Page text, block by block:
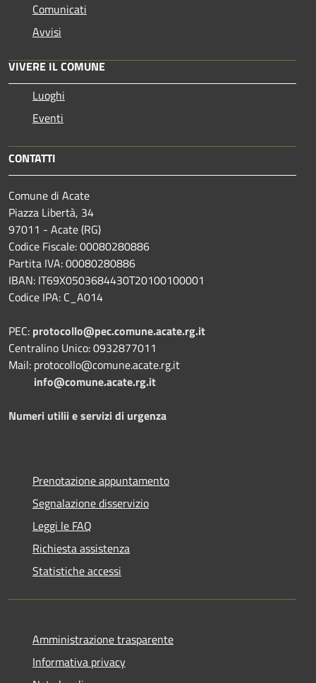
Comunicati
Avvisi
VIVERE IL COMUNE
Luoghi
Eventi
CONTATTI
Comune di Acate
Piazza Libertà, 34
97011 - Acate (RG)
Codice Fiscale: 00080280886
Partita IVA: 00080280886
IBAN: IT69X0503684430T20100100001
Codice IPA: C_A014
PEC: protocollo@pec.comune.acate.rg.it
Centralino Unico: 0932877011
Mail: protocollo@comune.acate.rg.it
info@comune.acate.rg.it
Numeri utilii e servizi di urgenza
Prenotazione appuntamento
Segnalazione disservizio
Leggi le FAQ
Richiesta assistenza
Statistiche accessi
Amministrazione trasparente
Informativa privacy